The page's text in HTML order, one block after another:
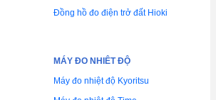
Đồng hồ đo điện trở đất Hioki
MÁY ĐO NHIÊT ĐỘ
Máy đo nhiệt độ Kyoritsu